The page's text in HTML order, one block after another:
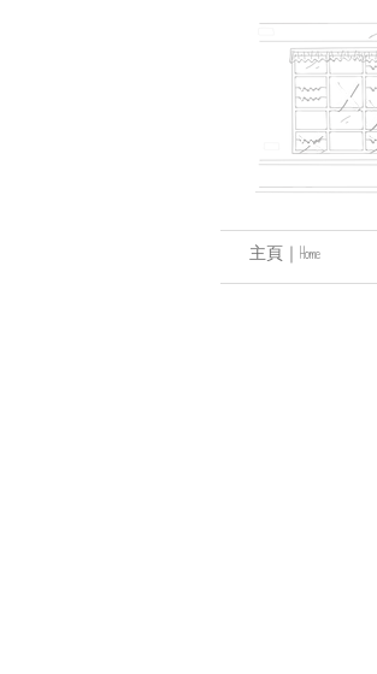
主頁｜Home